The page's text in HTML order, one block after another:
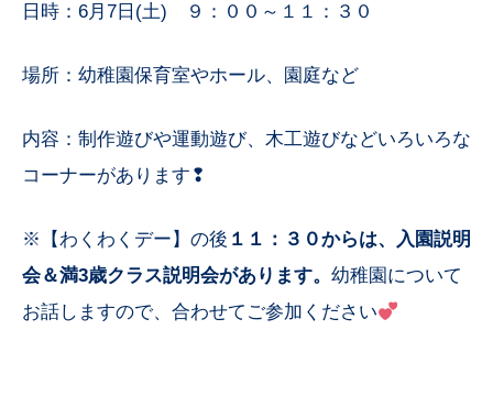
日時：6月7日(土) ９：００～１１：３０
場所：幼稚園保育室やホール、園庭など
内容：制作遊びや運動遊び、木工遊びなどいろいろな
コーナーがあります❢
※【わくわくデー】の後 １１：３０からは、入園説明
会＆満3歳クラス説明会があります。 幼稚園について
お話しますので、合わせてご参加ください